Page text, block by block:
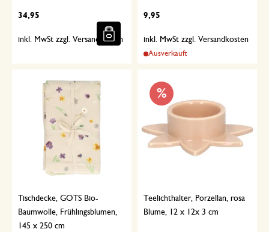
34,95
inkl. MwSt zzgl. Versandkosten
9,95
inkl. MwSt zzgl. Versandkosten
Ausverkauft
Tischdecke, GOTS Bio-
Baumwolle, Frühlingsblumen,
145 x 250 cm
%
Teelichthalter, Porzellan, rosa
Blume, 12 x 12x 3 cm